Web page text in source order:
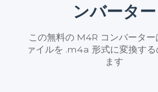
ンバーター
この無料の M4R コンバータ
ァイルを .m4a 形式に変換する
ます